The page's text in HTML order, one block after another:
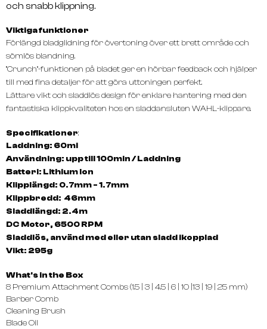
och snabb klippning.
Viktiga funktioner
Förlängd bladglidning för övertoning över ett brett område och
sömlös blandning.
”Crunch"-funktionen på bladet ger en hörbar feedback och hjälper
till med fina detaljer för att göra uttoningen perfekt.
Lättare vikt och sladdlös design för enklare hantering med den
fantastiska klippkvaliteten hos en sladdansluten WAHL-klippare.
Specifikationer:
Laddning: 60mi
Användning: upp till 100min / Laddning
Batteri: Lithium Ion
Klipplängd: 0.7mm - 1.7mm
Klippbredd: 46mm
Sladdlängd: 2.4m
DC Motor, 6500 RPM
Sladdlös, använd med eller utan sladd ikopplad
Vikt: 295g
What's in the Box
8 Premium Attachment Combs (1.5 | 3 | 4.5 | 6 | 10 |13 | 19 | 25 mm)
Barber Comb
Cleaning Brush
Blade Oil